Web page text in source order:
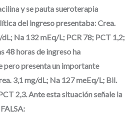
y se pauta sueroterapia
del ingreso presentaba: Crea.
Na 132 mEq/L; PCR 78; PCT 1,2;
48 horas de ingreso ha
pero presenta un importante
3,1 mg/dL; Na 127 meEq/L; Bil.
2,3. Ante esta situación señale la